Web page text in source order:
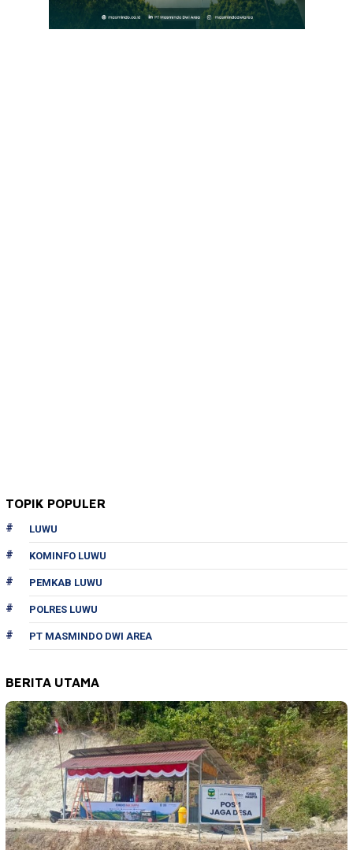
TOPIK POPULER
LUWU
KOMINFO LUWU
PEMKAB LUWU
POLRES LUWU
PT MASMINDO DWI AREA
BERITA UTAMA